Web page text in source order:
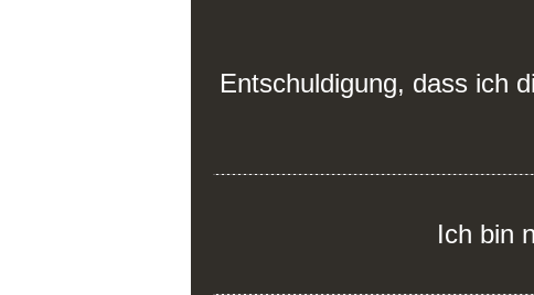
Entschuldigung, dass ich
Ich bin